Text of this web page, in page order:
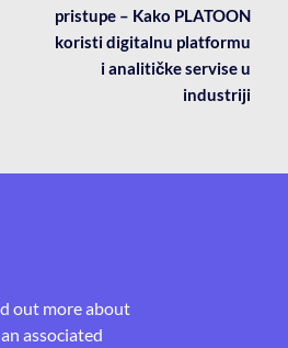
pristupe – Kako PLATOON
koristi digitalnu platformu
i analitičke servise u
industriji
out more about
associated